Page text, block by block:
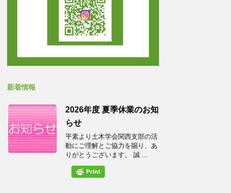
新着情報
2026年度 夏季休業のお知
らせ
平素より土木学会関西支部の活
動にご理解とご協力を賜り、あ
りがとうございます。 誠 ...